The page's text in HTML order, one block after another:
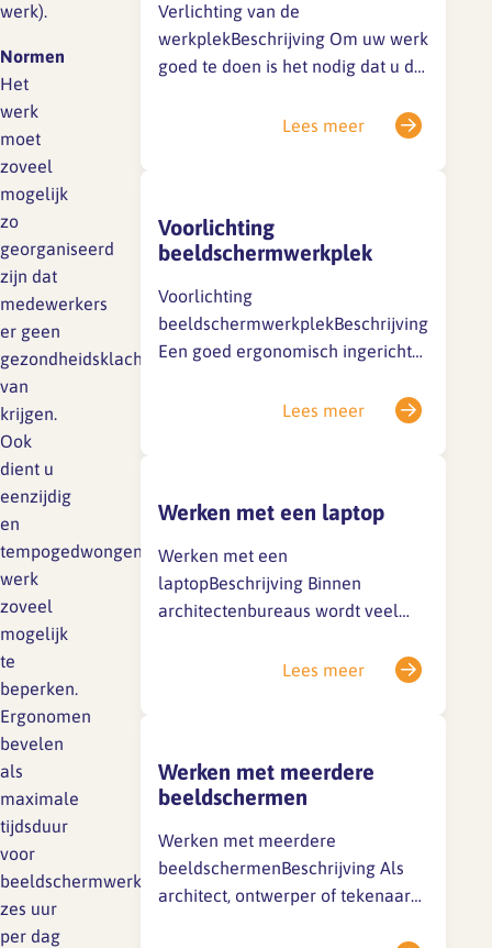
werk).
Normen
Het
werk
moet
zoveel
mogelijk
zo
georganiseerd
zijn dat
medewerkers
er geen
gezondheidsklachten
van
krijgen.
Ook
dient u
eenzijdig
en
tempogedwongen
werk
zoveel
mogelijk
te
beperken.
Ergonomen
bevelen
als
maximale
tijdsduur
voor
beeldschermwerk
zes uur
per dag
Verlichting van de
werkplekBeschrijving Om uw werk
goed te doen is het nodig dat u de
kunt lezen. Soms lukt dit niet
manieren om werkruimtes…
Lees meer
Voorlichting
beeldschermwerkplek
Voorlichting
beeldschermwerkplekBeschrijving
Een goed ergonomisch ingerichte
noodzakelijke voorwaarde om
werkplek geen zin. Door
meubilair en alle hulpmiddelen
Lees meer
Werken met een laptop
Werken met een
laptopBeschrijving Binnen
architectenbureaus wordt veel
het werken onderweg erg handig.
gezondheidsklachten. Bij een
laptop zitten scherm en…
Lees meer
Werken met meerdere
beeldschermen
Werken met meerdere
beeldschermenBeschrijving Als
architect, ontwerper of tekenaar